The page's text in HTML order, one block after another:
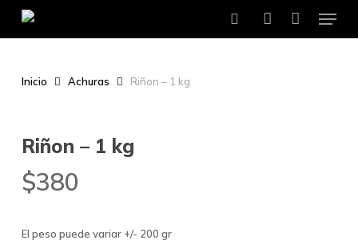
searchaccount
Menu
Inicio Achuras Riñon – 1 kg
Riñon – 1 kg
$380
El peso puede variar +/- 200 gr